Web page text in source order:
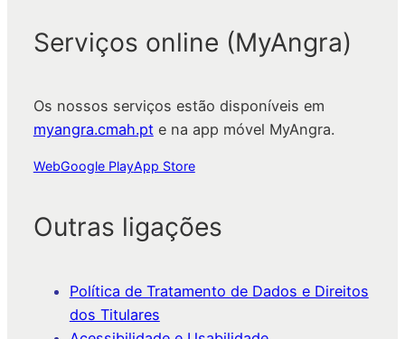
Serviços online (MyAngra)
Os nossos serviços estão disponíveis em
myangra.cmah.pte na app móvel MyAngra.
WebGoogle PlayApp Store
Outras ligações
Política de Tratamento de Dados e Direitos
dos Titulares